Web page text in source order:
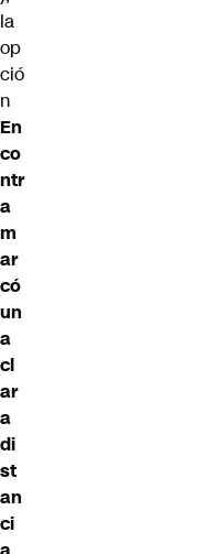
la
op
ció
n
En
co
ntr
a
m
ar
có
un
a
cl
ar
a
di
st
an
ci